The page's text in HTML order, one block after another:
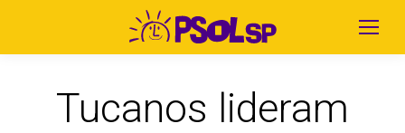
Tucanos lideram